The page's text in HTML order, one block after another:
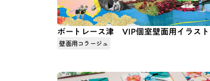
ボートレース津 VIP個室壁面用イラスト
壁面用コラージュ